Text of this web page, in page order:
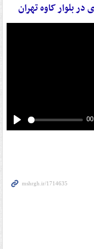
بلوار کاوه تهران
Play